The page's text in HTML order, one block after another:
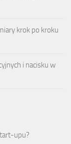
krok po kroku
i nacisku w
upu?